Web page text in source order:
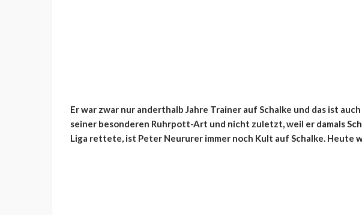
Er war zwar nur anderthalb Jahre Trainer auf Schalke und das ist
seiner besonderen Ruhrpott-Art und nicht zuletzt, weil er damals
Liga rettete, ist Peter Neururer immer noch Kult auf Schalke. Heute